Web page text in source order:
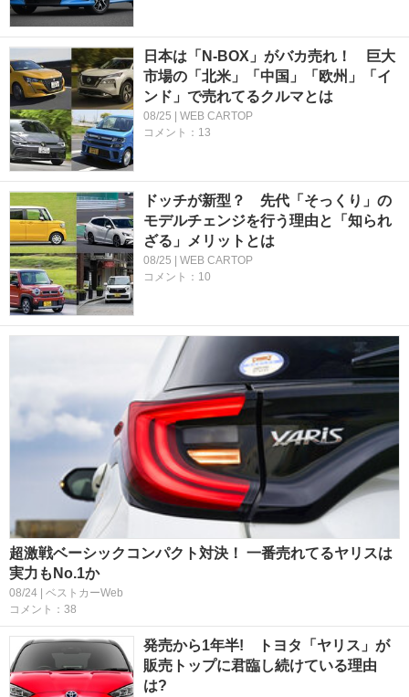
日本は「N-BOX」がバカ売れ！ 巨大
市場の「北米」「中国」「欧州」「イ
ンド」で売れてるクルマとは
08/25 | WEB CARTOP
コメント：13
ドッチが新型？ 先代「そっくり」の
モデルチェンジを行う理由と「知られ
ざる」メリットとは
08/25 | WEB CARTOP
コメント：10
超激戦ベーシックコンパクト対決！ 一番売れてるヤリスは
実力もNo.1か
08/24 | ベストカーWeb
コメント：38
発売から1年半! トヨタ「ヤリス」が
販売トップに君臨し続けている理由
は?